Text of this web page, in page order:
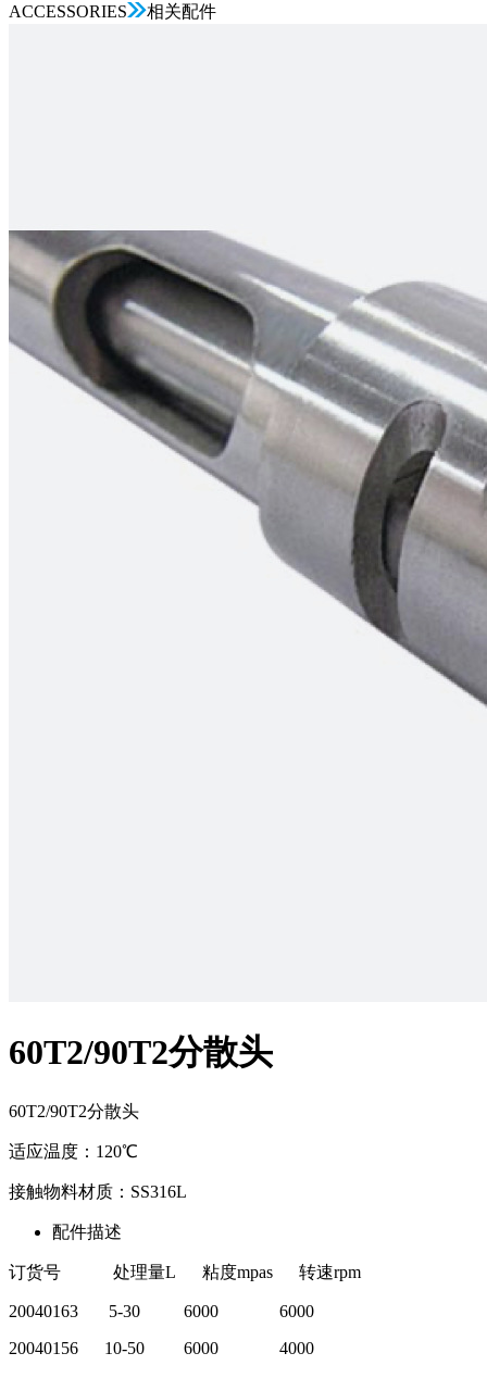
ACCESSORIES 相关配件
60T2/90T2分散头
60T2/90T2分散头
适应温度：120℃
接触物料材质：SS316L
配件描述
订货号 处理量L 粘度mpas 转速rpm
20040163 5-30 6000 6000
20040156 10-50 6000 4000